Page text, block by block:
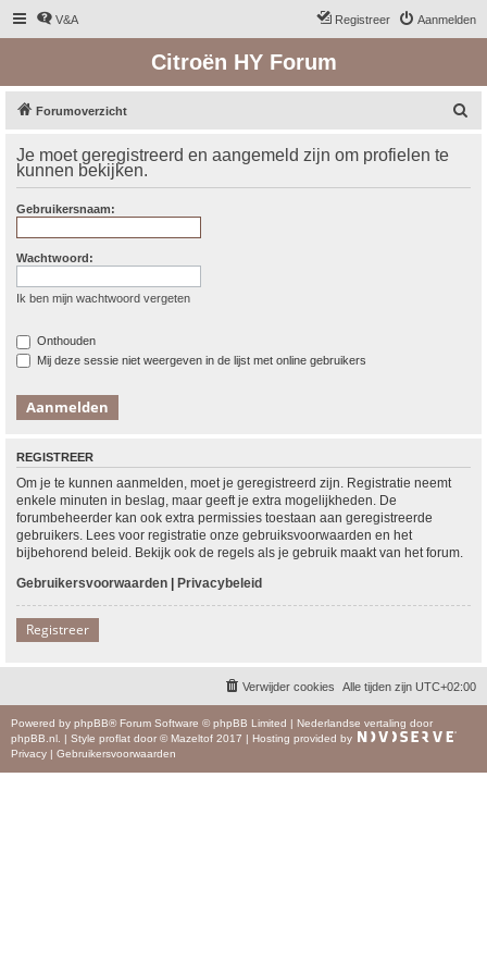
V&A Aanmelden
Registreer
Citroën HY Forum
Forumoverzicht
k
Je moet geregistreerd en aangemeld zijn om profielen te
kunnen bekijken.
Gebruikersnaam:
Wachtwoord:
Ik ben mijn wachtwoord vergeten
Onthouden
Mij deze sessie niet weergeven in de lijst met online gebruikers
REGISTREER
Om je te kunnen aanmelden, moet je geregistreerd zijn. Registratie neemt
enkele minuten in beslag, maar geeft je extra mogelijkheden. De
forumbeheerder kan ook extra permissies toestaan aan geregistreerde
gebruikers. Lees voor registratie onze gebruiksvoorwaarden en het
bijbehorend beleid. Bekijk ook de regels als je gebruik maakt van het forum.
Gebruikersvoorwaarden | Privacybeleid
Registreer
Alle tijden zijn UTC+02:00
Verwijder cookies
Powered by phpBB® Forum Software © phpBB Limited | Nederlandse vertaling door
phpBB.nl
| Style proflat door © Mazeltof 2017 | Hosting provided by
Privacy | Gebruikersvoorwaarden